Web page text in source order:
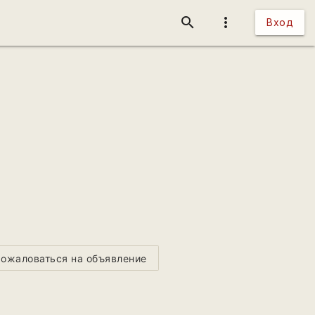
more_vert Вход
search
на объявление